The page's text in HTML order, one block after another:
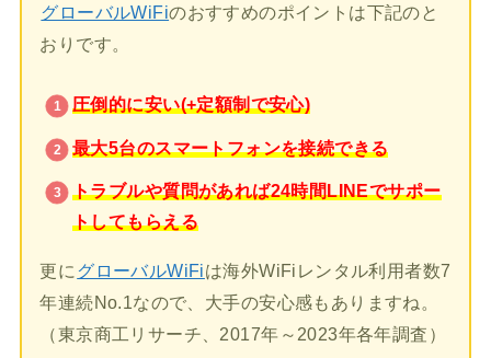
グローバルWiFiのおすすめのポイントは下記のと
おりです。
圧倒的に安い(+定額制で安心)
最大5台のスマートフォンを接続できる
トラブルや質問があれば24時間LINEでサポー
トしてもらえる
更に グローバルWiFiは海外WiFiレンタル利用者数7
年連続No.1なので、大手の安心感もありますね。
（東京商工リサーチ、2017年～2023年各年調査）